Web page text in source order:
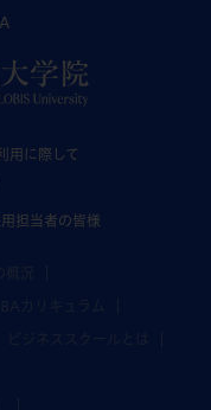
用に際して
担当者の皆様